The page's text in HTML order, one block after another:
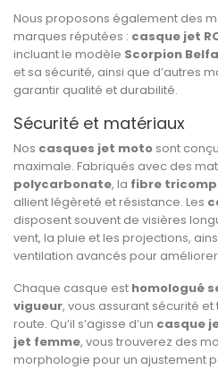
Nous proposons également des
marques réputées : casque jet
incluant le modèle Scorpion
et sa sécurité, ainsi que d’autres
garantir qualité et durabilité.
Sécurité et matériaux
Nos casques jet moto sont
maximale. Fabriqués avec des
polycarbonate, la fibre
allient légèreté et résistance. Les
disposent souvent de visières
vent, la pluie et les projections,
ventilation avancés pour
Chaque casque est homologué
vigueur, vous assurant sécurité et
route. Qu’il s’agisse d’un casque
jet femme, vous trouverez des
morphologie pour un ajustement